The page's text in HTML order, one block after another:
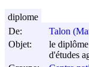
De:
Talon
Objet:
le
d'études
diplome